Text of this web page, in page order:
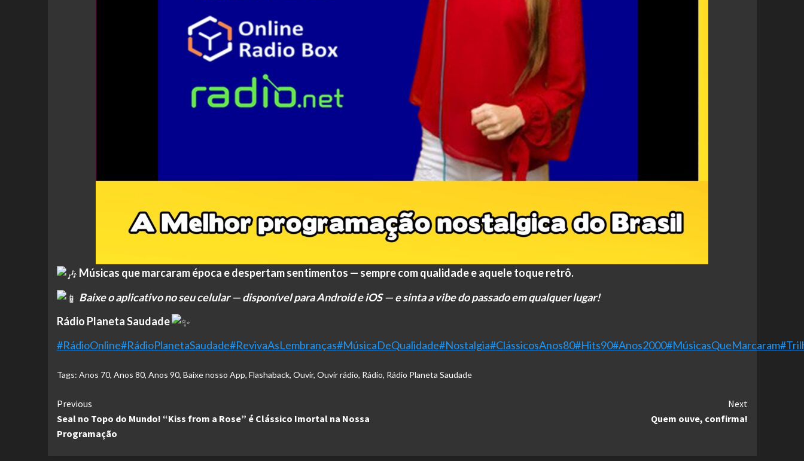
Músicas que marcaram época e despertam sentimentos — sempre com qualidade e aquele toque retrô.
Baixe o aplicativo no seu celular — disponível para Android e iOS — e sinta a vibe do passado em qualquer lugar!
Rádio Planeta Saudade
#RádioOnline#RádioPlanetaSaudade#RevivaAsLembranças#MúsicaDeQualidade#Nostalgia#ClássicosAnos80#Hits90#Anos2000#MúsicasQueMarcaram
Tags: Anos 70, Anos 80, Anos 90, Baixe nosso App, Flashaback, Ouvir, Ouvir rádio, Rádio, Rádio Planeta Saudade
Continue
Reading
Previous
Seal no Topo do Mundo! “Kiss from a Rose” é Clássico Imortal na Nossa
Programação
Next
Quem ouve, confirma!